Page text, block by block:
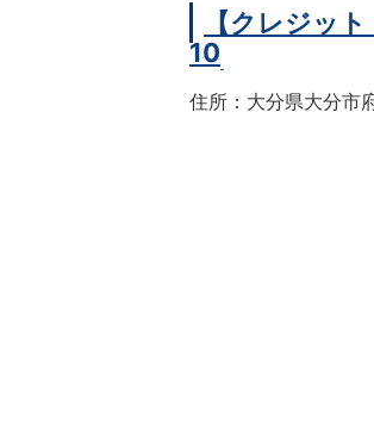
【クレジッ
10
住所：大分県大分市